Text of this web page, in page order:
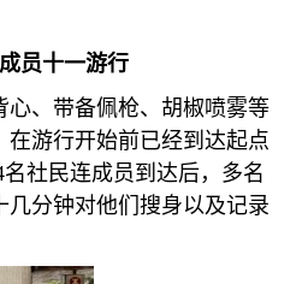
成员十一游行
心、带备佩枪、胡椒喷雾等
在游行开始前已经到达起点
名社民连成员到达后，多名
几分钟对他们搜身以及记录